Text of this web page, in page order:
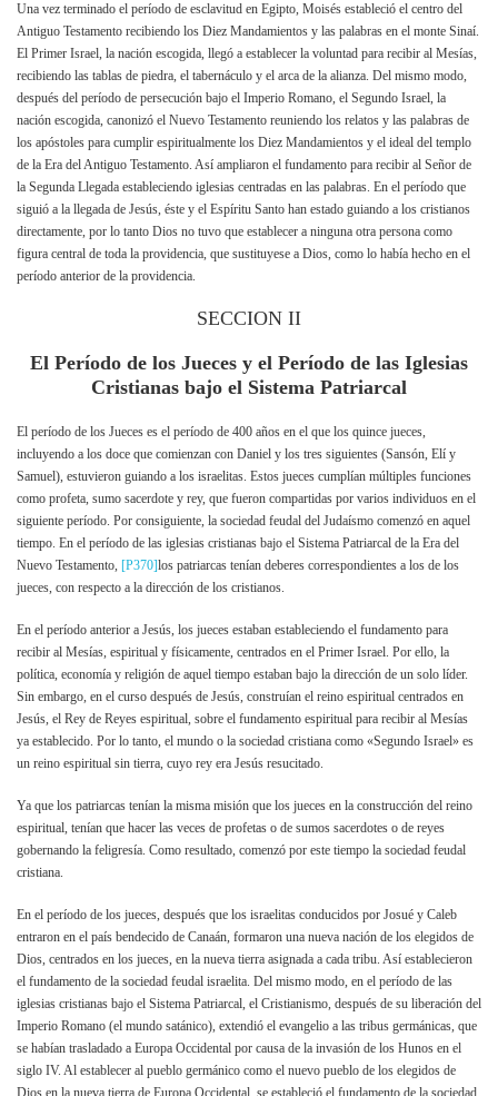
Una vez terminado el período de esclavitud en Egipto, Moisés estableció el centro del
Antiguo Testamento recibiendo los Diez Mandamientos y las palabras en el monte Sinaí.
El Primer Israel, la nación escogida, llegó a establecer la voluntad para recibir al Mesías,
recibiendo las tablas de piedra, el tabernáculo y el arca de la alianza. Del mismo modo,
después del período de persecución bajo el Imperio Romano, el Segundo Israel, la
nación escogida, canonizó el Nuevo Testamento reuniendo los relatos y las palabras de
los apóstoles para cumplir espiritualmente los Diez Mandamientos y el ideal del templo
de la Era del Antiguo Testamento. Así ampliaron el fundamento para recibir al Señor de
la Segunda Llegada estableciendo iglesias centradas en las palabras. En el período que
siguió a la llegada de Jesús, éste y el Espíritu Santo han estado guiando a los cristianos
directamente, por lo tanto Dios no tuvo que establecer a ninguna otra persona como
figura central de toda la providencia, que sustituyese a Dios, como lo había hecho en el
período anterior de la providencia.
SECCION II
El Período de los Jueces y el Período de las Iglesias
Cristianas bajo el Sistema Patriarcal
El período de los Jueces es el período de 400 años en el que los quince jueces,
incluyendo a los doce que comienzan con Daniel y los tres siguientes (Sansón, Elí y
Samuel), estuvieron guiando a los israelitas. Estos jueces cumplían múltiples funciones
como profeta, sumo sacerdote y rey, que fueron compartidas por varios individuos en el
siguiente período. Por consiguiente, la sociedad feudal del Judaísmo comenzó en aquel
tiempo. En el período de las iglesias cristianas bajo el Sistema Patriarcal de la Era del
Nuevo Testamento, [P370]los patriarcas tenían deberes correspondientes a los de los
jueces, con respecto a la dirección de los cristianos.
En el período anterior a Jesús, los jueces estaban estableciendo el fundamento para
recibir al Mesías, espiritual y físicamente, centrados en el Primer Israel. Por ello, la
política, economía y religión de aquel tiempo estaban bajo la dirección de un solo líder.
Sin embargo, en el curso después de Jesús, construían el reino espiritual centrados en
Jesús, el Rey de Reyes espiritual, sobre el fundamento espiritual para recibir al Mesías
ya establecido. Por lo tanto, el mundo o la sociedad cristiana como «Segundo Israel» es
un reino espiritual sin tierra, cuyo rey era Jesús resucitado.
Ya que los patriarcas tenían la misma misión que los jueces en la construcción del reino
espiritual, tenían que hacer las veces de profetas o de sumos sacerdotes o de reyes
gobernando la feligresía. Como resultado, comenzó por este tiempo la sociedad feudal
cristiana.
En el período de los jueces, después que los israelitas conducidos por Josué y Caleb
entraron en el país bendecido de Canaán, formaron una nueva nación de los elegidos de
Dios, centrados en los jueces, en la nueva tierra asignada a cada tribu. Así establecieron
el fundamento de la sociedad feudal israelita. Del mismo modo, en el período de las
iglesias cristianas bajo el Sistema Patriarcal, el Cristianismo, después de su liberación del
Imperio Romano (el mundo satánico), extendió el evangelio a las tribus germánicas, que
se habían trasladado a Europa Occidental por causa de la invasión de los Hunos en el
siglo IV. Al establecer al pueblo germánico como el nuevo pueblo de los elegidos de
Dios en la nueva tierra de Europa Occidental, se estableció el fundamento de la sociedad